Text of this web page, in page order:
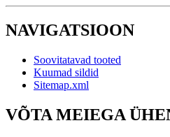
NAVIGATSIOON
Soovitatavad tooted
Kuumad sildid
Sitemap.xml
VÕTA MEIEGA